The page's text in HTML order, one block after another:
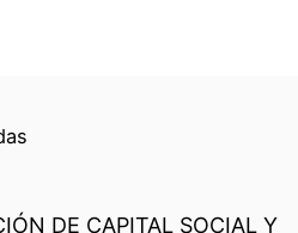
DE CAPITAL SOCIAL Y